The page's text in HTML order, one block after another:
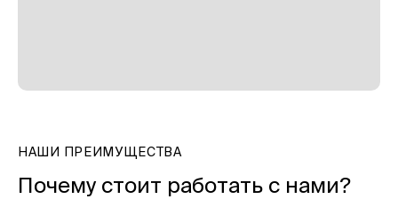
НАШИ ПРЕИМУЩЕСТВА
Почему стоит работать с нами?